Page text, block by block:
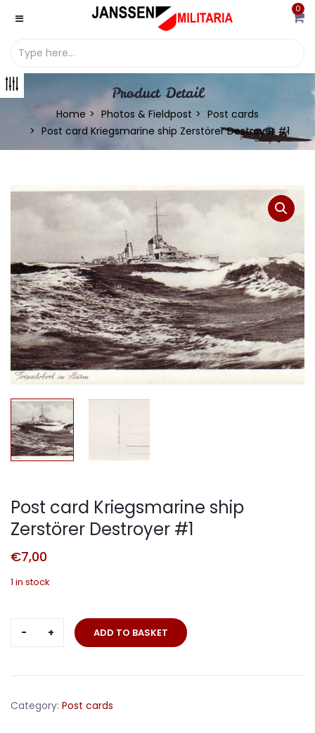
0
Product Detail
Home Photos & Fieldpost
Post cards
Post card Kriegsmarine ship Zerstörer Destroyer #1
Post card Kriegsmarine ship
Zerstörer Destroyer #1
€7,00
1 in stock
Post
Destroyer
ADD TO BASKET
Category: Post cards